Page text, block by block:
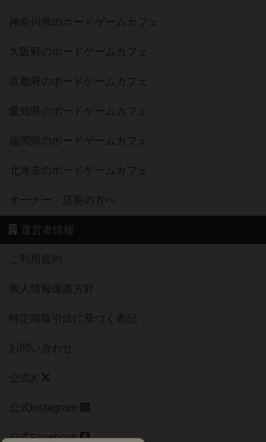
神奈川県のボードゲームカフェ
大阪府のボードゲームカフェ
京都府のボードゲームカフェ
愛知県のボードゲームカフェ
福岡県のボードゲームカフェ
北海道のボードゲームカフェ
オーナー・店長の方へ
運営者情報
ご利用規約
個人情報保護方針
特定商取引法に基づく表記
お問い合わせ
公式X
公式instagram
公式Facebook